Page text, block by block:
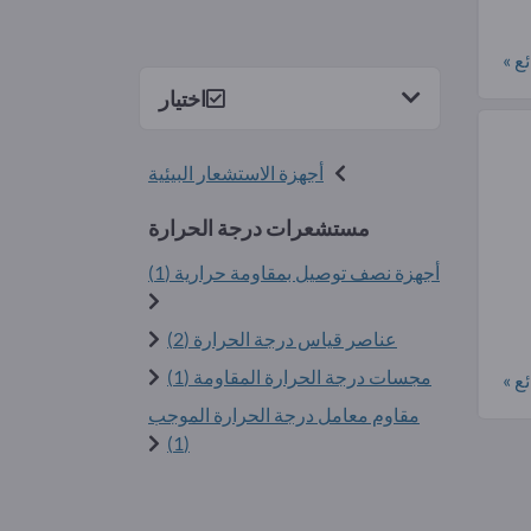
اختيار
أجهزة الاستشعار البيئية
مستشعرات درجة الحرارة
أجهزة نصف توصيل بمقاومة حرارية (1)
عناصر قياس درجة الحرارة (2)
مجسات درجة الحرارة المقاومة (1)
مقاوم معامل درجة الحرارة الموجب
(1)
»
»